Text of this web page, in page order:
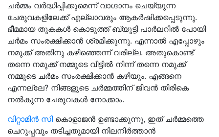
ചർമ്മം വർദ്ധിപ്പിക്കുമെന്ന് വാഗ്ദാനം ചെയ്യുന്ന
ചേരുവകളിലേക്ക് എല്ലാവരും ആകർഷിക്കപ്പെടുന്നു.
ഭീമമായ തുകകൾ കൊടുത്ത് ബ്യൂട്ടി പാർലറിൽ പോയി
ചർമം സംരക്ഷിക്കാൻ ശ്രമിക്കുന്നു. എന്നാൽ എപ്പോഴും
നമുക്ക് അതിനു കഴിഞ്ഞെന്ന് വരില്ല. അതുകൊണ്ട്
തന്നെ നമുക്ക് നമ്മുടെ വീട്ടിൽ നിന്ന് തന്നെ നമുക്ക്
നമ്മുടെ ചർമം സംരക്ഷിക്കാൻ കഴിയും. എങ്ങനെ
എന്നല്ലേ? നിങ്ങളുടെ ചർമ്മത്തിന് ജീവൻ തിരികെ
നൽകുന്ന ചേരുവകൾ നോക്കാം.
വിറ്റാമിൻ സികൊളാജൻ ഉണ്ടാക്കുന്നു, ഇത് ചർമ്മത്തെ
ചെറുപ്പവും തടിച്ചതുമായി നിലനിർത്താൻ